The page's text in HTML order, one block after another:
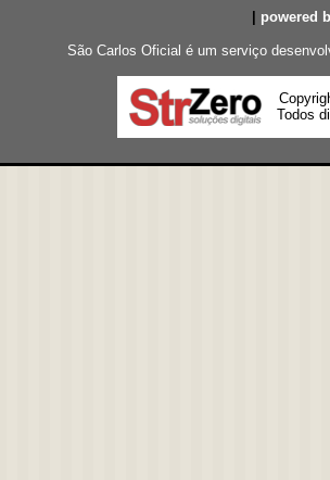
powered
São Carlos Oficial é um serviço
Todos